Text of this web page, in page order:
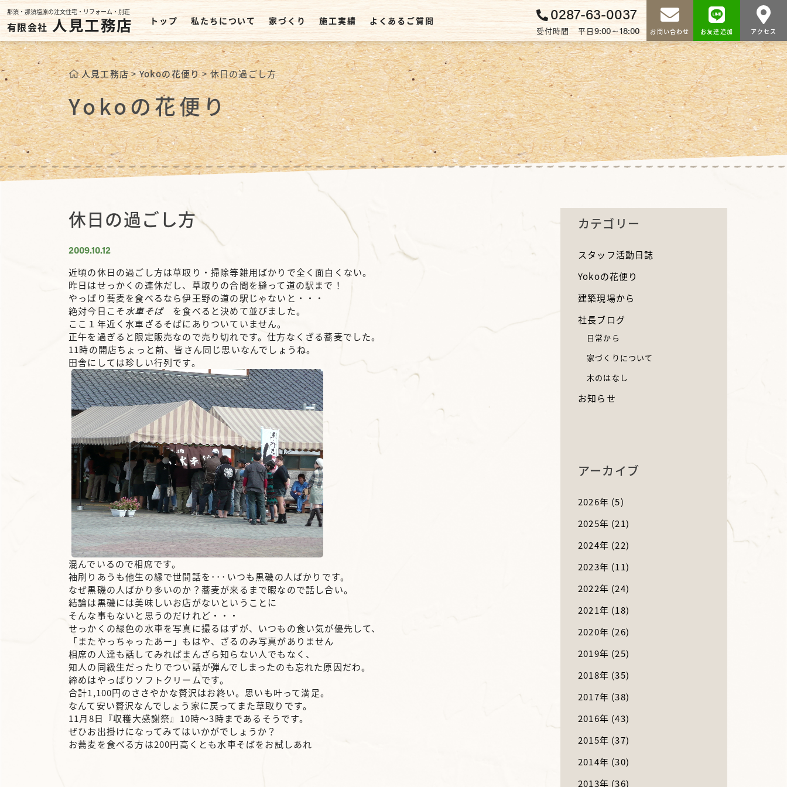
那須・那須塩原の注文住宅・リフォーム・別荘
有限会社 人見工務店 トップ 私たちについて 家づくり 施工実績 よくあるご質問 0287-63-0037
受付時間 平日9:00～18:00 お問い合わせ お友達追加 アクセス
人見工務店>Yokoの花便り>休日の過ごし方
Yokoの花便り
休日の過ごし方
2009.10.12
近頃の休日の過ごし方は草取り・掃除等雑用ばかりで全く面白くない。
昨日はせっかくの連休だし、草取りの合間を縫って道の駅まで！
やっぱり蕎麦を食べるなら伊王野の道の駅じゃないと・・・
絶対今日こそ水車そばを食べると決めて並びました。
ここ１年近く水車ざるそばにありついていません。
正午を過ぎると限定販売なので売り切れです。仕方なくざる蕎麦でした。
11時の開店ちょっと前、皆さん同じ思いなんでしょうね。
田舎にしては珍しい行列です。
混んでいるので相席です。
袖刷りあうも他生の縁で世間話を･･･いつも黒磯の人ばかりです。
なぜ黒磯の人ばかり多いのか？蕎麦が来るまで暇なので話し合い。
結論は黒磯には美味しいお店がないということに
そんな事もないと思うのだけれど・・・
せっかくの緑色の水車を写真に撮るはずが、いつもの食い気が優先して、
「またやっちゃったあー」もはや、ざるのみ写真がありません
相席の人達も話してみればまんざら知らない人でもなく、
知人の同級生だったりでつい話が弾んでしまったのも忘れた原因だわ。
締めはやっぱりソフトクリームです。
合計1,100円のささやかな贅沢はお終い。思いも叶って満足。
なんて安い贅沢なんでしょう 家に戻ってまた草取りです。
11月8日『収穫大感謝祭』10時～3時まであるそうです。
ぜひお出掛けになってみてはいかがでしょうか？
お蕎麦を食べる方は200円高くとも水車そばをお試しあれ
カテゴリー
スタッフ活動日誌
Yokoの花便り
建築現場から
社長ブログ
日常から
家づくりについて
木のはなし
お知らせ
アーカイブ
2026年 (5)
2025年 (21)
2024年 (22)
2023年 (11)
2022年 (24)
2021年 (18)
2020年 (26)
2019年 (25)
2018年 (35)
2017年 (38)
2016年 (43)
2015年 (37)
2014年 (30)
2013年 (36)